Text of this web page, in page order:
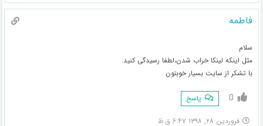
فاطمه
سلام
مثل اینکه لینکا خراب شدن،لطفا رسیدگی کنید.
با تشکر از سایت بسیار خوبتون
0 پاسخ
فروردین ۲۸, ۱۳۹۸ ۶:۴۷ ق.ظ